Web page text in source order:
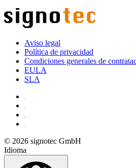
Aviso legal
Política de privacidad
Condiciones generales de
EULA
SLA
© 2026 signotec GmbH
Idioma